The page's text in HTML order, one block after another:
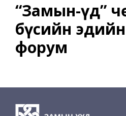
“Замын-Үүд”
бүсийн
форум